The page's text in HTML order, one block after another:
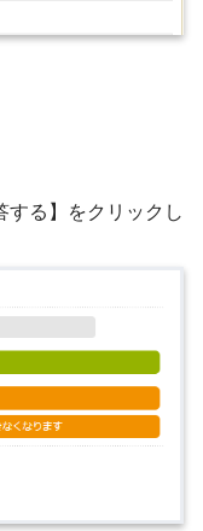
する】をクリックし